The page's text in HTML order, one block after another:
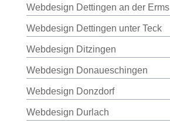
Webdesign Dettingen an der Erms
Webdesign Dettingen unter Teck
Webdesign Ditzingen
Webdesign Donaueschingen
Webdesign Donzdorf
Webdesign Durlach